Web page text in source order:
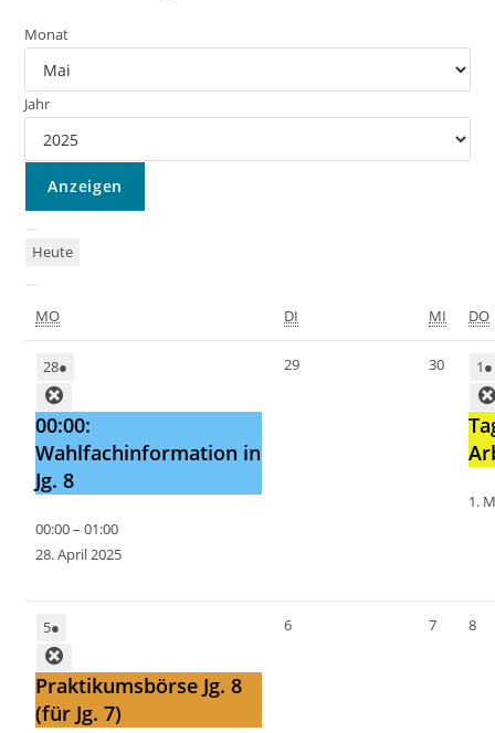
Monat
Jahr
Heute
MO DI MI DO
28●
00:00:
Wahlfachinformation in
Jg. 8
00:00–01:00
28. April 2025
29 30 1●
1.
5●
Praktikumsbörse Jg. 8
(für Jg. 7)
6 7 8